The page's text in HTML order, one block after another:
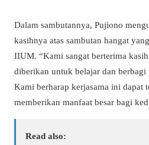
Dalam sambutannya, Pujiono
kasihnya atas sambutan hangat
IIUM. “Kami sangat berterima
diberikan untuk belajar dan
Kami berharap kerjasama ini dapat
memberikan manfaat besar bagi
Read also: